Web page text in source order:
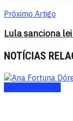
Próximo Artigo
Lula sanciona
NOTÍCIAS